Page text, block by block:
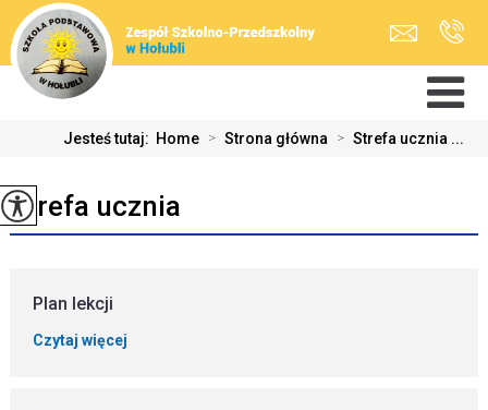
Jesteś tutaj: Home > Strona główna > Strefa ucznia ...
Strefa ucznia
Plan lekcji
Czytaj więcej